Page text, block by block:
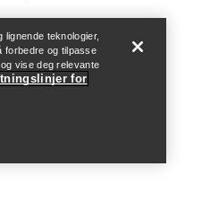
teknologier,
forbedre og tilpasse
vise deg relevante
for